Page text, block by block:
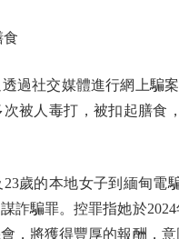
社交媒體進行網上騙案
被人毒打，被扣起膳食
的本地女子到緬甸電
詐騙罪。控罪指她於
，將獲得豐厚的報酬，